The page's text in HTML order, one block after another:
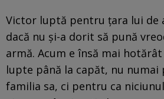
Victor luptă pentru țara lui de
dacă nu și-a dorit să pună
armă. Acum e însă mai
lupte până la capăt, nu
familia sa, ci pentru ca